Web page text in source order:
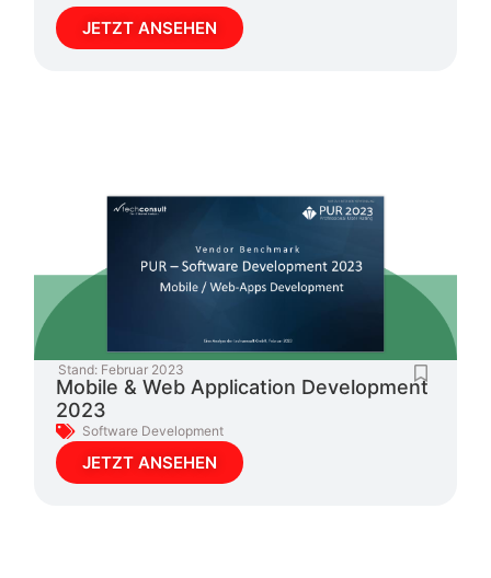
JETZT ANSEHEN
Stand: Februar 2023
Mobile & Web Application Development
2023
Software Development
JETZT ANSEHEN